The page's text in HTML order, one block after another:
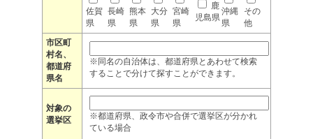
佐賀
県
長崎
県
熊本
県
大分
県
宮崎
県
鹿
児島県
沖縄
県
その
他
市区町
村名、
都道府
県名
※同名の自治体は、都道府県とあわせて検索
することで分けて探すことができます。
対象の
選挙区
※都道府県、政令市や合併で選挙区が分かれ
ている場合